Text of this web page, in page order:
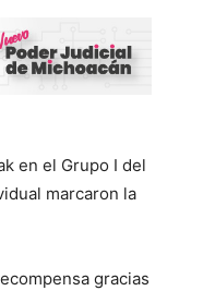
en el Grupo I del
marcaron la
gracias